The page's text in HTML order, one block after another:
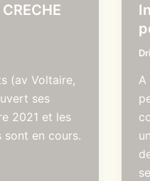
(av Voltaire,
ses
2021 et les
sont en cours.
A